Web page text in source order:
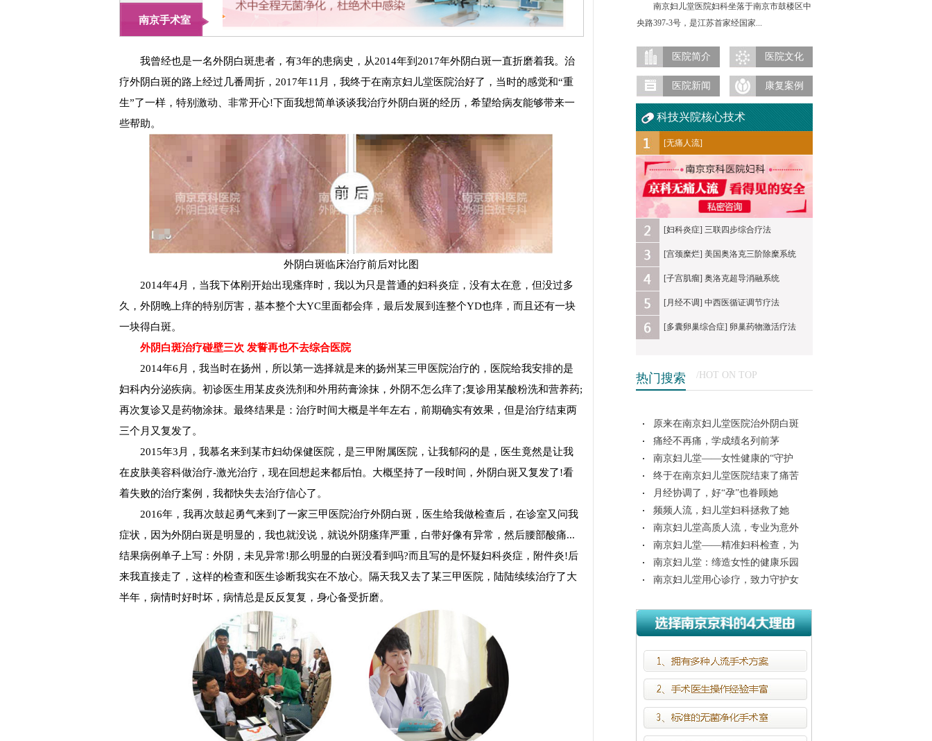
南京手术室
我曾经也是一名外阴白斑患者，有3年的患病史，从2014年到2017年外阴白斑一直折磨着我。治
疗外阴白斑的路上经过几番周折，2017年11月，我终于在南京妇儿堂医院治好了，当时的感觉和“重
生”了一样，特别激动、非常开心!下面我想简单谈谈我治疗外阴白斑的经历，希望给病友能够带来一
些帮助。
外阴白斑临床治疗前后对比图
2014年4月，当我下体刚开始出现瘙痒时，我以为只是普通的妇科炎症，没有太在意，但没过多
久，外阴晚上痒的特别厉害，基本整个大YC里面都会痒，最后发展到连整个YD也痒，而且还有一块
一块得白斑。
外阴白斑治疗碰壁三次 发誓再也不去综合医院
2014年6月，我当时在扬州，所以第一选择就是来的扬州某三甲医院治疗的，医院给我安排的是
妇科内分泌疾病。初诊医生用某皮炎洗剂和外用药膏涂抹，外阴不怎么痒了;复诊用某酸粉洗和营养药;
再次复诊又是药物涂抹。最终结果是：治疗时间大概是半年左右，前期确实有效果，但是治疗结束两
三个月又复发了。
2015年3月，我慕名来到某市妇幼保健医院，是三甲附属医院，让我郁闷的是，医生竟然是让我
在皮肤美容科做治疗-激光治疗，现在回想起来都后怕。大概坚持了一段时间，外阴白斑又复发了!看
着失败的治疗案例，我都快失去治疗信心了。
2016年，我再次鼓起勇气来到了一家三甲医院治疗外阴白斑，医生给我做检查后，在诊室又问我
症状，因为外阴白斑是明显的，我也就没说，就说外阴瘙痒严重，白带好像有异常，然后腰部酸痛...
结果病例单子上写：外阴，未见异常!那么明显的白斑没看到吗?而且写的是怀疑妇科炎症，附件炎!后
来我直接走了，这样的检查和医生诊断我实在不放心。隔天我又去了某三甲医院，陆陆续续治疗了大
半年，病情时好时坏，病情总是反反复复，身心备受折磨。
南京妇儿堂医院妇科坐落于南京市鼓楼区中
央路397-3号，是江苏首家经国家...
妇科是南京市医院重点妇科之一，南京市治疗妇
妇科医院。
医院简介 医院文化
医院新闻 康复案例
科技兴院核心技术
[无痛人流]
[妇科炎症] 三联四步综合疗法
[宫颈糜烂] 美国奥洛克三阶除糜系统
[子宫肌瘤] 奥洛克超导消融系统
[月经不调] 中西医循证调节疗法
[多囊卵巢综合症] 卵巢药物激活疗法
热门搜索 /HOT ON TOP
原来在南京妇儿堂医院治外阴白斑
不必重金就
痛经不再痛，学成绩名列前茅
南京妇儿堂——女性健康的“守护
者”
终于在南京妇儿堂医院结束了痛苦
的“外阴白
月经协调了，好“孕”也眷顾她
频频人流，妇儿堂妇科拯救了她
南京妇儿堂高质人流，专业为意外
怀孕女性解
南京妇儿堂——精准妇科检查，为
女性健康护
南京妇儿堂：缔造女性的健康乐园
南京妇儿堂用心诊疗，致力守护女